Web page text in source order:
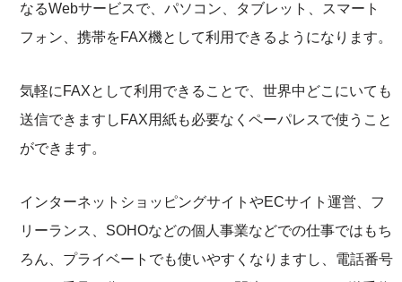
なるWebサービスで、パソコン、タブレット、スマート
フォン、携帯をFAX機として利用できるようになります。
気軽にFAXとして利用できることで、世界中どこにいても
送信できますしFAX用紙も必要なくペーパレスで使うこと
ができます。
インターネットショッピングサイトやECサイト運営、フ
リーランス、SOHOなどの個人事業などでの仕事ではもち
ろん、プライベートでも使いやすくなりますし、電話番号